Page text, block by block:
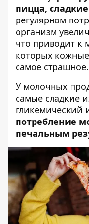
пицца,
регулярном
организм
что приводит к
которых
самое страшное.
У молочных
самые сладкие
гликемический
потребление
печальным